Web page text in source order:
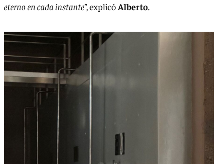
eterno en cada instante”, explicó Alberto.